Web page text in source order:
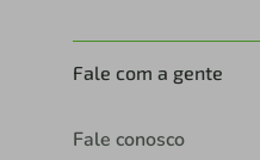
Fale com a gente
Fale conosco